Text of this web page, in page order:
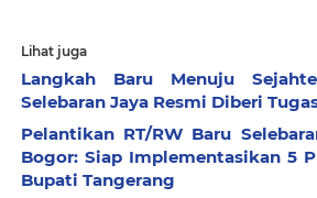
Lihat juga
Langkah Baru Menuju
Selebaran Jaya Resmi Diberi
Pelantikan RT/RW Baru
Bogor: Siap Implementasikan 5
Bupati Tangerang